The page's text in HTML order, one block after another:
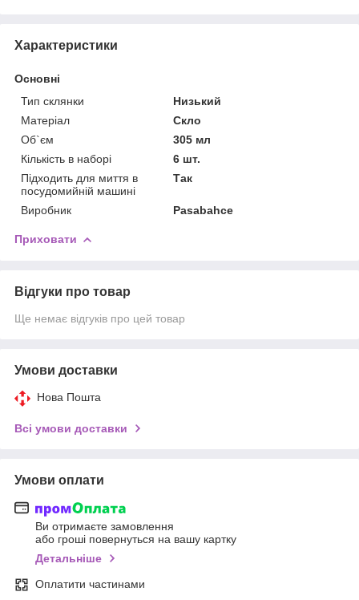
Характеристики
Основні
Тип склянки
Низький
Матеріал
Скло
Об`єм
305 мл
Кількість в наборі
6 шт.
Підходить для миття в
посудомийній машині
Так
Виробник Pasabahce
Приховати
Відгуки про товар
Ще немає відгуків про цей товар
Умови доставки
Нова Пошта
Всі умови доставки
Умови оплати
Ви отримаєте замовлення
або гроші повернуться на вашу картку
Детальніше
Оплатити частинами